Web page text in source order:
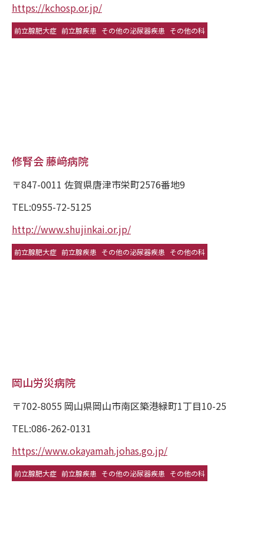
https://kchosp.or.jp/
前立腺肥大症 前立腺疾患 その他の泌尿器疾患 その他の科
修腎会 藤﨑病院
〒847-0011 佐賀県唐津市栄町2576番地9
TEL:0955-72-5125
http://www.shujinkai.or.jp/
前立腺肥大症 前立腺疾患 その他の泌尿器疾患 その他の科
岡山労災病院
〒702-8055 岡山県岡山市南区築港緑町1丁目10-25
TEL:086-262-0131
https://www.okayamah.johas.go.jp/
前立腺肥大症 前立腺疾患 その他の泌尿器疾患 その他の科